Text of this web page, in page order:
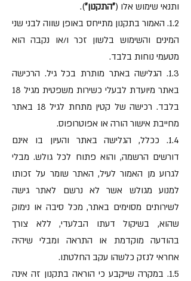
ותנאי שימוש אלו (״התקנון״).
1.2. האמור בתקנון מתייחס באופן שווה לבני שני
המינים והשימוש בלשון זכר ו/או נקבה הוא
מטעמי נוחות בלבד.
1.3. הגלישה באתר מותרת בכל גיל. הרכישה
באתר מיועדת לבעלי כשירות משפטית מגיל 18
בלבד. רכישה של קטין מתחת לגיל 18 באתר
מחייבת אישור הורה או אפוטרופוס.
1.4. ככלל, הגלישה באתר והעיון בו אינם
דורשים הרשמה, והוא פתוח לכל גולש. מבלי
לגרוע מן האמור לעיל, האתר שומר על זכותו
למנוע מגולש אשר לא נרשם לאתר גישה
לשירותים מסוימים באתר, מכל סיבה או נימוק
שהוא, בשיקול דעתו הבלעדי, ללא צורך
בהודעה מוקדמת או התראה ומבלי שיהיה
אחראי לנזק כלשהו עקב החלטתו.
1.5. במקרה שייקבע כי הוראה בתקנון זה אינה